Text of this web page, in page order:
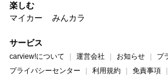
楽しむ
マイカー
みんカラ
サービス
carview!について 運営会社 お知らせ
プ
プライバシーセンター
利用規約
免責事項